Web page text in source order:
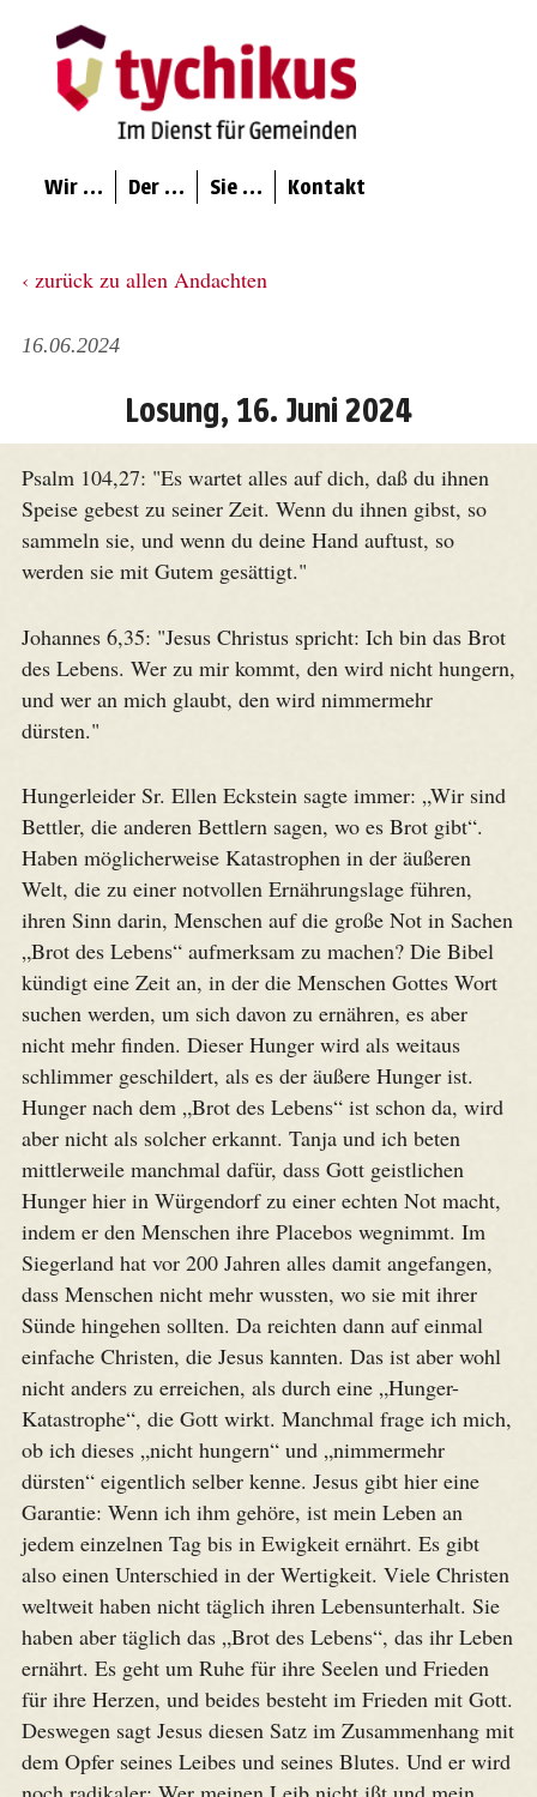
Wir … Der … Sie … Kontakt
‹ zurück zu allen Andachten
16.06.2024
Losung, 16. Juni 2024
Psalm 104,27: "Es wartet alles auf dich, daß du ihnen
Speise gebest zu seiner Zeit. Wenn du ihnen gibst, so
sammeln sie, und wenn du deine Hand auftust, so
werden sie mit Gutem gesättigt."
Johannes 6,35: "Jesus Christus spricht: Ich bin das Brot
des Lebens. Wer zu mir kommt, den wird nicht hungern,
und wer an mich glaubt, den wird nimmermehr
dürsten."
Hungerleider Sr. Ellen Eckstein sagte immer: „Wir sind
Bettler, die anderen Bettlern sagen, wo es Brot gibt“.
Haben möglicherweise Katastrophen in der äußeren
Welt, die zu einer notvollen Ernährungslage führen,
ihren Sinn darin, Menschen auf die große Not in Sachen
„Brot des Lebens“ aufmerksam zu machen? Die Bibel
kündigt eine Zeit an, in der die Menschen Gottes Wort
suchen werden, um sich davon zu ernähren, es aber
nicht mehr finden. Dieser Hunger wird als weitaus
schlimmer geschildert, als es der äußere Hunger ist.
Hunger nach dem „Brot des Lebens“ ist schon da, wird
aber nicht als solcher erkannt. Tanja und ich beten
mittlerweile manchmal dafür, dass Gott geistlichen
Hunger hier in Würgendorf zu einer echten Not macht,
indem er den Menschen ihre Placebos wegnimmt. Im
Siegerland hat vor 200 Jahren alles damit angefangen,
dass Menschen nicht mehr wussten, wo sie mit ihrer
Sünde hingehen sollten. Da reichten dann auf einmal
einfache Christen, die Jesus kannten. Das ist aber wohl
nicht anders zu erreichen, als durch eine „Hunger-
Katastrophe“, die Gott wirkt. Manchmal frage ich mich,
ob ich dieses „nicht hungern“ und „nimmermehr
dürsten“ eigentlich selber kenne. Jesus gibt hier eine
Garantie: Wenn ich ihm gehöre, ist mein Leben an
jedem einzelnen Tag bis in Ewigkeit ernährt. Es gibt
also einen Unterschied in der Wertigkeit. Viele Christen
weltweit haben nicht täglich ihren Lebensunterhalt. Sie
haben aber täglich das „Brot des Lebens“, das ihr Leben
ernährt. Es geht um Ruhe für ihre Seelen und Frieden
für ihre Herzen, und beides besteht im Frieden mit Gott.
Deswegen sagt Jesus diesen Satz im Zusammenhang mit
dem Opfer seines Leibes und seines Blutes. Und er wird